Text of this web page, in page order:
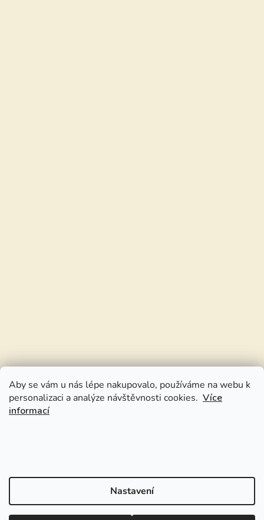
Aby se vám u nás lépe nakupovalo, používáme na webu k
personalizaci a analýze návštěvnosti cookies. Více
informací
Nastavení